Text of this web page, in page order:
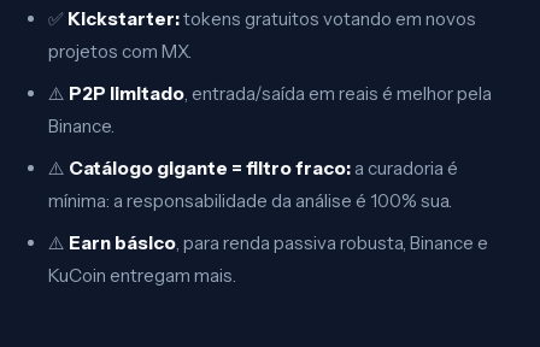
✅ Kickstarter:tokens gratuitos votando em novos
projetos com MX.
⚠️ P2P limitado, entrada/saída em reais é melhor pela
Binance.
⚠️ Catálogo gigante = filtro fraco: a curadoria é
mínima: a responsabilidade da análise é 100% sua.
⚠️ Earn básico, para renda passiva robusta, Binance e
KuCoin entregam mais.